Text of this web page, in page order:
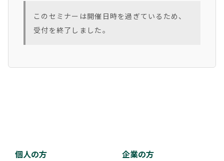
このセミナーは開催日時を過ぎているため、
受付を終了しました。
個人の方 企業の方